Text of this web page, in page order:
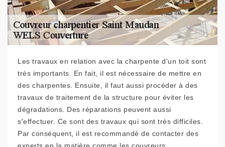
Les travaux en relation avec la charpente d'un toit sont
très importants. En fait, il est nécessaire de mettre en
des charpentes. Ensuite, il faut aussi procéder à des
travaux de traitement de la structure pour éviter les
dégradations. Des réparations peuvent aussi
s'effectuer. Ce sont des travaux qui sont très difficiles.
Par conséquent, il est recommandé de contacter des